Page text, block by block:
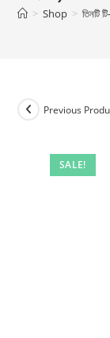
> Shop > তিনটি
SALE!
Previous